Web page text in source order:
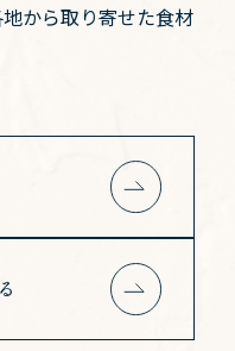
から取り寄せた食材